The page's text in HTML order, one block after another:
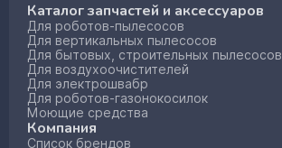
Каталог запчастей и аксессуаров
Для роботов-пылесосов
Для вертикальных пылесосов
Для бытовых, строительных пылесосов
Для воздухоочистителей
Для электрошвабр
Для роботов-газонокосилок
Моющие средства
Компания
Список брендов